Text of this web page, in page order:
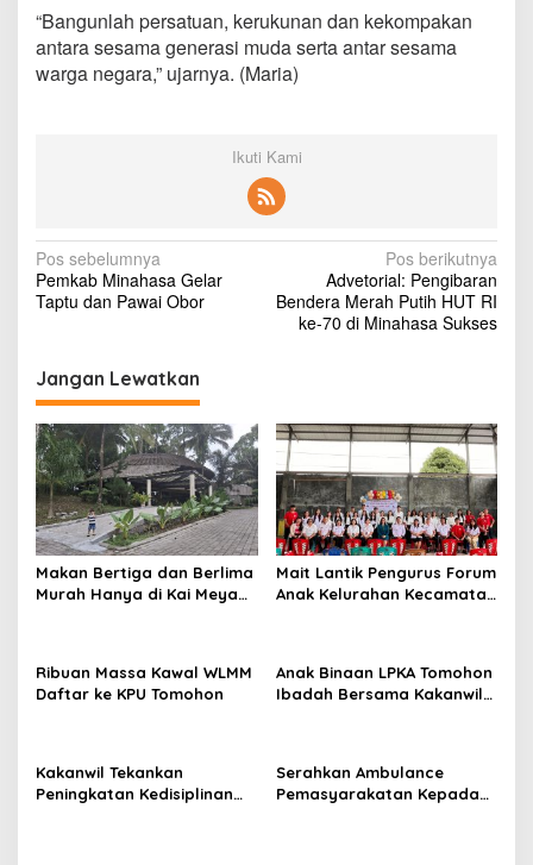
n
2
0
“Bangunlah persatuan, kerukunan dan kekompakan
antara sesama generasi muda serta antar sesama
warga negara,” ujarnya. (Maria)
Ikuti Kami
N
a
i
g
a
s
i
p
o
s
Pos sebelumnya
Pemkab Minahasa Gelar
Taptu dan Pawai Obor
Pos berikutnya
Advetorial: Pengibaran
Bendera Merah Putih HUT RI
ke-70 di Minahasa Sukses
Jangan Lewatkan
Makan Bertiga dan Berlima
Murah Hanya di Kai Meya
Mait Lantik Pengurus Forum
Anak Kelurahan Kecamatan
Ribuan Massa Kawal WLMM
Daftar ke KPU Tomohon
Anak Binaan LPKA Tomohon
Ibadah Bersama Kakanwil
Kakanwil Tekankan
Peningkatan Kedisiplinan
Serahkan Ambulance
Pemasyarakatan Kepada